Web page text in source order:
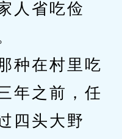
省吃俭
在村里吃
年之前，任
四头大野